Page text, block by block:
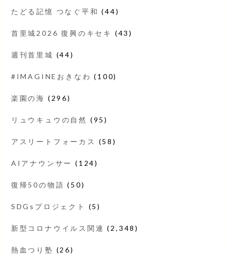
たどる記憶 つなぐ平和 (44)
首里城2026 復興のキセキ (43)
週刊首里城 (44)
#IMAGINEおきなわ (100)
楽園の海 (296)
リュウキュウの自然 (95)
アスリートフォーカス (58)
AIアナウンサー (124)
復帰50の物語 (50)
SDGsプロジェクト (5)
新型コロナウイルス関連 (2,348)
熱血つり塾 (26)